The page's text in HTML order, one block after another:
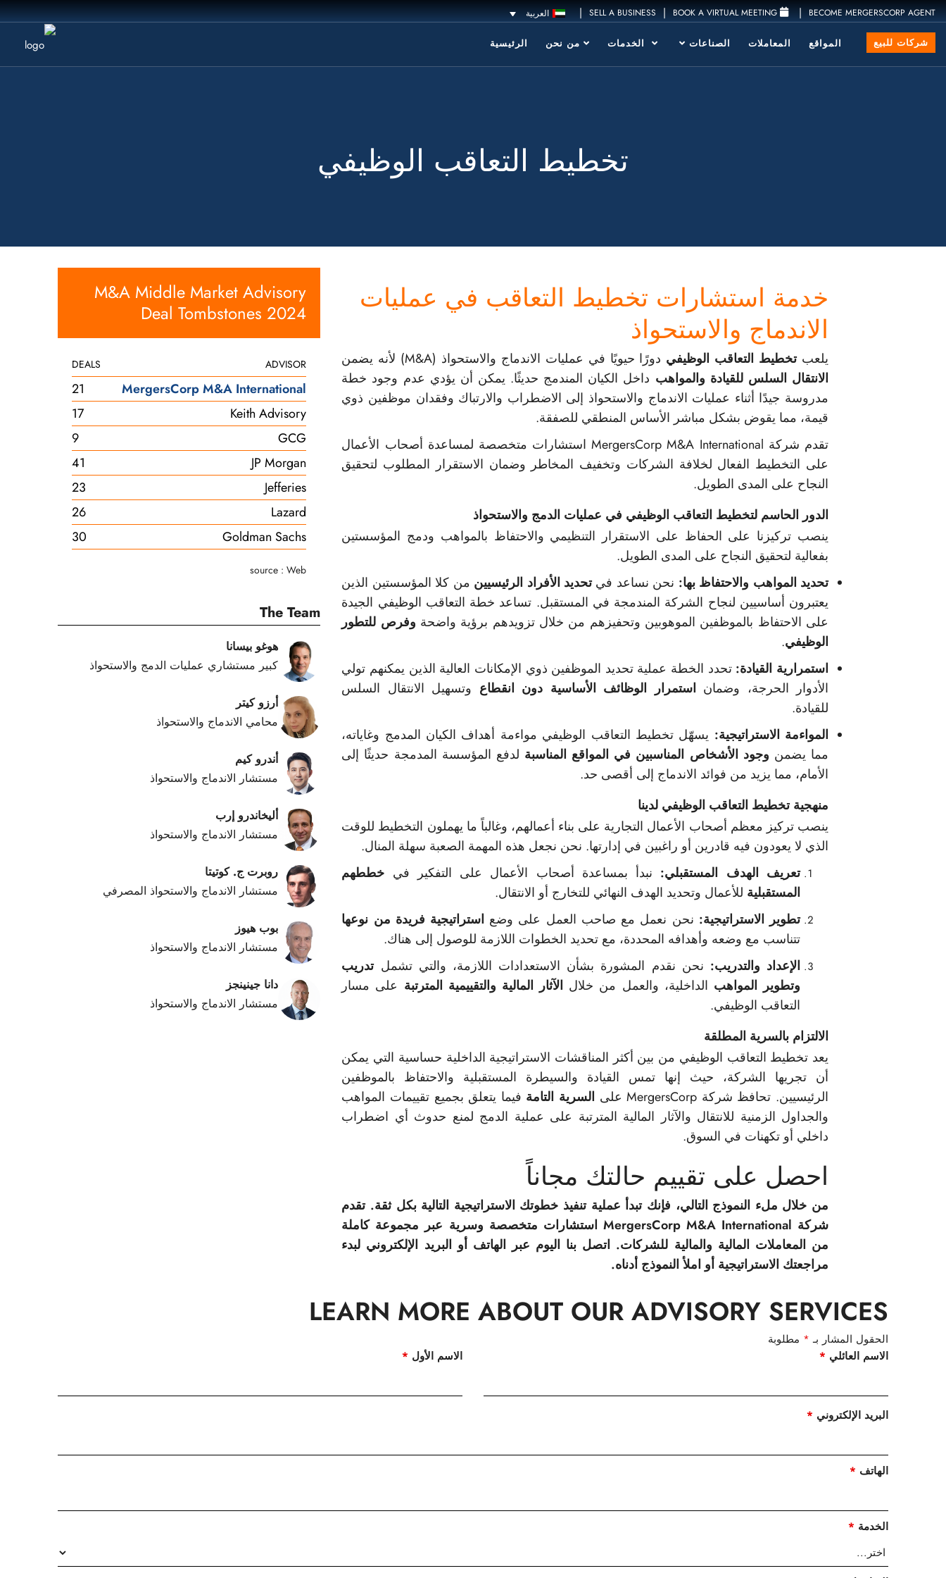
BECOME MERGERSCORP AGENT
|
BOOK A VIRTUAL MEETING
|
SELL A BUSINESS
| العربية
الرئيسية من نحن الخدمات الصناعات المعاملات المواقع شركات للبيع
تخطيط التعاقب الوظيفي
خدمة استشارات تخطيط التعاقب في عمليات
الاندماج والاستحواذ
يلعبتخطيط التعاقب الوظيفي دورًا حيويًا في عمليات الاندماج والاستحواذ (M&A) لأنه يضمن
الانتقال السلس للقيادة والمواهب داخل الكيان المندمج حديثًا. يمكن أن يؤدي عدم وجود خطة
مدروسة جيدًا أثناء عمليات الاندماج والاستحواذ إلى الاضطراب والارتباك وفقدان موظفين ذوي
قيمة، مما يقوض بشكل مباشر الأساس المنطقي للصفقة.
تقدم شركة MergersCorp M&A International استشارات متخصصة لمساعدة أصحاب الأعمال
على التخطيط الفعال لخلافة الشركات وتخفيف المخاطر وضمان الاستقرار المطلوب لتحقيق
النجاح على المدى الطويل.
الدور الحاسم لتخطيط التعاقب الوظيفي في عمليات الدمج والاستحواذ
ينصب تركيزنا على الحفاظ على الاستقرار التنظيمي والاحتفاظ بالمواهب ودمج المؤسستين
بفعالية لتحقيق النجاح على المدى الطويل.
تحديد المواهب والاحتفاظ بها: نحن نساعد فيتحديد الأفراد الرئيسيين من كلا المؤسستين الذين
يعتبرون أساسيين لنجاح الشركة المندمجة في المستقبل. تساعد خطة التعاقب الوظيفي الجيدة
على الاحتفاظ بالموظفين الموهوبين وتحفيزهم من خلال تزويدهم برؤية واضحة وفرص للتطور
الوظيفي.
استمرارية القيادة: تحدد الخطة عملية تحديد الموظفين ذوي الإمكانات العالية الذين يمكنهم تولي
الأدوار الحرجة، وضمان استمرار الوظائف الأساسية دون انقطاع وتسهيل الانتقال السلس
للقيادة.
المواءمة الاستراتيجية: يسهّل تخطيط التعاقب الوظيفي مواءمة أهداف الكيان المدمج وغاياته،
مما يضمن وجود الأشخاص المناسبين في المواقع المناسبة لدفع المؤسسة المدمجة حديثًا إلى
الأمام، مما يزيد من فوائد الاندماج إلى أقصى حد.
منهجية تخطيط التعاقب الوظيفي لدينا
ينصب تركيز معظم أصحاب الأعمال التجارية على بناء أعمالهم، وغالباً ما يهملون التخطيط للوقت
الذي لا يعودون فيه قادرين أو راغبين في إدارتها. نحن نجعل هذه المهمة الصعبة سهلة المنال.
تعريف الهدف المستقبلي: نبدأ بمساعدة أصحاب الأعمال على التفكير في خططهم
المستقبلية للأعمال وتحديد الهدف النهائي للتخارج أو الانتقال.
تطوير الاستراتيجية: نحن نعمل مع صاحب العمل على وضع استراتيجية فريدة من نوعها
تتناسب مع وضعه وأهدافه المحددة، مع تحديد الخطوات اللازمة للوصول إلى هناك.
الإعداد والتدريب: نحن نقدم المشورة بشأن الاستعدادات اللازمة، والتي تشملتدريب
وتطوير المواهب الداخلية، والعمل من خلال الآثار المالية والتقييمية المترتبة على مسار
التعاقب الوظيفي.
الالتزام بالسرية المطلقة
يعد تخطيط التعاقب الوظيفي من بين أكثر المناقشات الاستراتيجية الداخلية حساسية التي يمكن
أن تجريها الشركة، حيث إنها تمس القيادة والسيطرة المستقبلية والاحتفاظ بالموظفين
الرئيسيين. تحافظ شركة MergersCorp على
السرية التامة فيما يتعلق بجميع تقييمات المواهب
والجداول الزمنية للانتقال والآثار المالية المترتبة على عملية الدمج لمنع حدوث أي اضطراب
داخلي أو تكهنات في السوق.
احصل على تقييم حالتك مجاناً
من خلال ملء النموذج التالي، فإنك تبدأ عملية تنفيذ خطوتك الاستراتيجية التالية بكل ثقة. تقدم
شركة MergersCorp M&A International استشارات متخصصة وسرية عبر مجموعة كاملة
من المعاملات المالية والمالية للشركات. اتصل بنا اليوم عبر الهاتف أو البريد الإلكتروني لبدء
مراجعتك الاستراتيجية أو املأ النموذج أدناه.
M&A Middle Market Advisory
Deal Tombstones 2024
ADVISOR
DEALS
MergersCorp M&A International
21
Keith Advisory
17
GCG
9
JP Morgan
41
Jefferies
23
Lazard
26
Goldman Sachs
30
source : Web
The Team
هوغو بيسانا
كبير مستشاري عمليات الدمج والاستحواذ
أرزو كيتر
محامي الاندماج والاستحواذ
أندرو كيم
مستشار الاندماج والاستحواذ
أليخاندرو إرب
مستشار الاندماج والاستحواذ
روبرت ج. كوتيتا
مستشار الاندماج والاستحواذ المصرفي
بوب هيوز
مستشار الاندماج والاستحواذ
دانا جينينجز
مستشار الاندماج والاستحواذ
LEARN MORE ABOUT OUR ADVISORY SERVICES
الحقول المشار بـ * مطلوبة
الاسم الأول * الاسم العائلي *
البريد الإلكتروني *
الهاتف *
الخدمة *